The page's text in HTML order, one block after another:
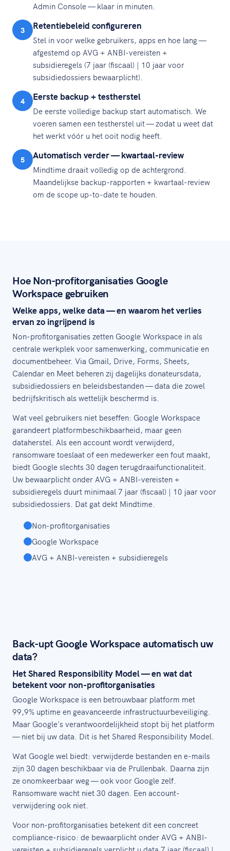
Admin Console — klaar in minuten.
3 Retentiebeleid configureren
Stel in voor welke gebruikers, apps en hoe lang —
afgestemd op AVG + ANBI-vereisten +
subsidieregels (7 jaar (fiscaal) | 10 jaar voor
subsidiedossiers bewaarplicht).
4 Eerste backup + testherstel
De eerste volledige backup start automatisch. We
voeren samen een testherstel uit — zodat u weet dat
het werkt vóór u het ooit nodig heeft.
5 Automatisch verder — kwartaal-review
Mindtime draait volledig op de achtergrond.
Maandelijkse backup-rapporten + kwartaal-review
om de scope up-to-date te houden.
Hoe Non-profitorganisaties Google
Workspace gebruiken
Welke apps, welke data — en waarom het verlies
ervan zo ingrijpend is
Non-profitorganisaties zetten Google Workspace in als
centrale werkplek voor samenwerking, communicatie en
documentbeheer. Via Gmail, Drive, Forms, Sheets,
Calendar en Meet beheren zij dagelijks donateursdata,
subsidiedossiers en beleidsbestanden — data die zowel
bedrijfskritisch als wettelijk beschermd is.
Wat veel gebruikers niet beseffen: Google Workspace
garandeert platformbeschikbaarheid, maar geen
dataherstel. Als een account wordt verwijderd,
ransomware toeslaat of een medewerker een fout maakt,
biedt Google slechts 30 dagen terugdraaifunctionaliteit.
Uw bewaarplicht onder AVG + ANBI-vereisten +
subsidieregels duurt minimaal 7 jaar (fiscaal) | 10 jaar voor
subsidiedossiers. Dat gat dekt Mindtime.
Non-profitorganisaties
Google Workspace
AVG + ANBI-vereisten + subsidieregels
Back-upt Google Workspace automatisch uw
data?
Het Shared Responsibility Model — en wat dat
betekent voor non-profitorganisaties
Google Workspace is een betrouwbaar platform met
99,9% uptime en geavanceerde infrastructuurbeveiliging.
Maar Google's verantwoordelijkheid stopt bij het platform
— niet bij uw data. Dit is het Shared Responsibility Model.
Wat Google wel biedt: verwijderde bestanden en e-mails
zijn 30 dagen beschikbaar via de Prullenbak. Daarna zijn
ze onomkeerbaar weg — ook voor Google zelf.
Ransomware wacht niet 30 dagen. Een account-
verwijdering ook niet.
Voor non-profitorganisaties betekent dit een concreet
compliance-risico: de bewaarplicht onder AVG + ANBI-